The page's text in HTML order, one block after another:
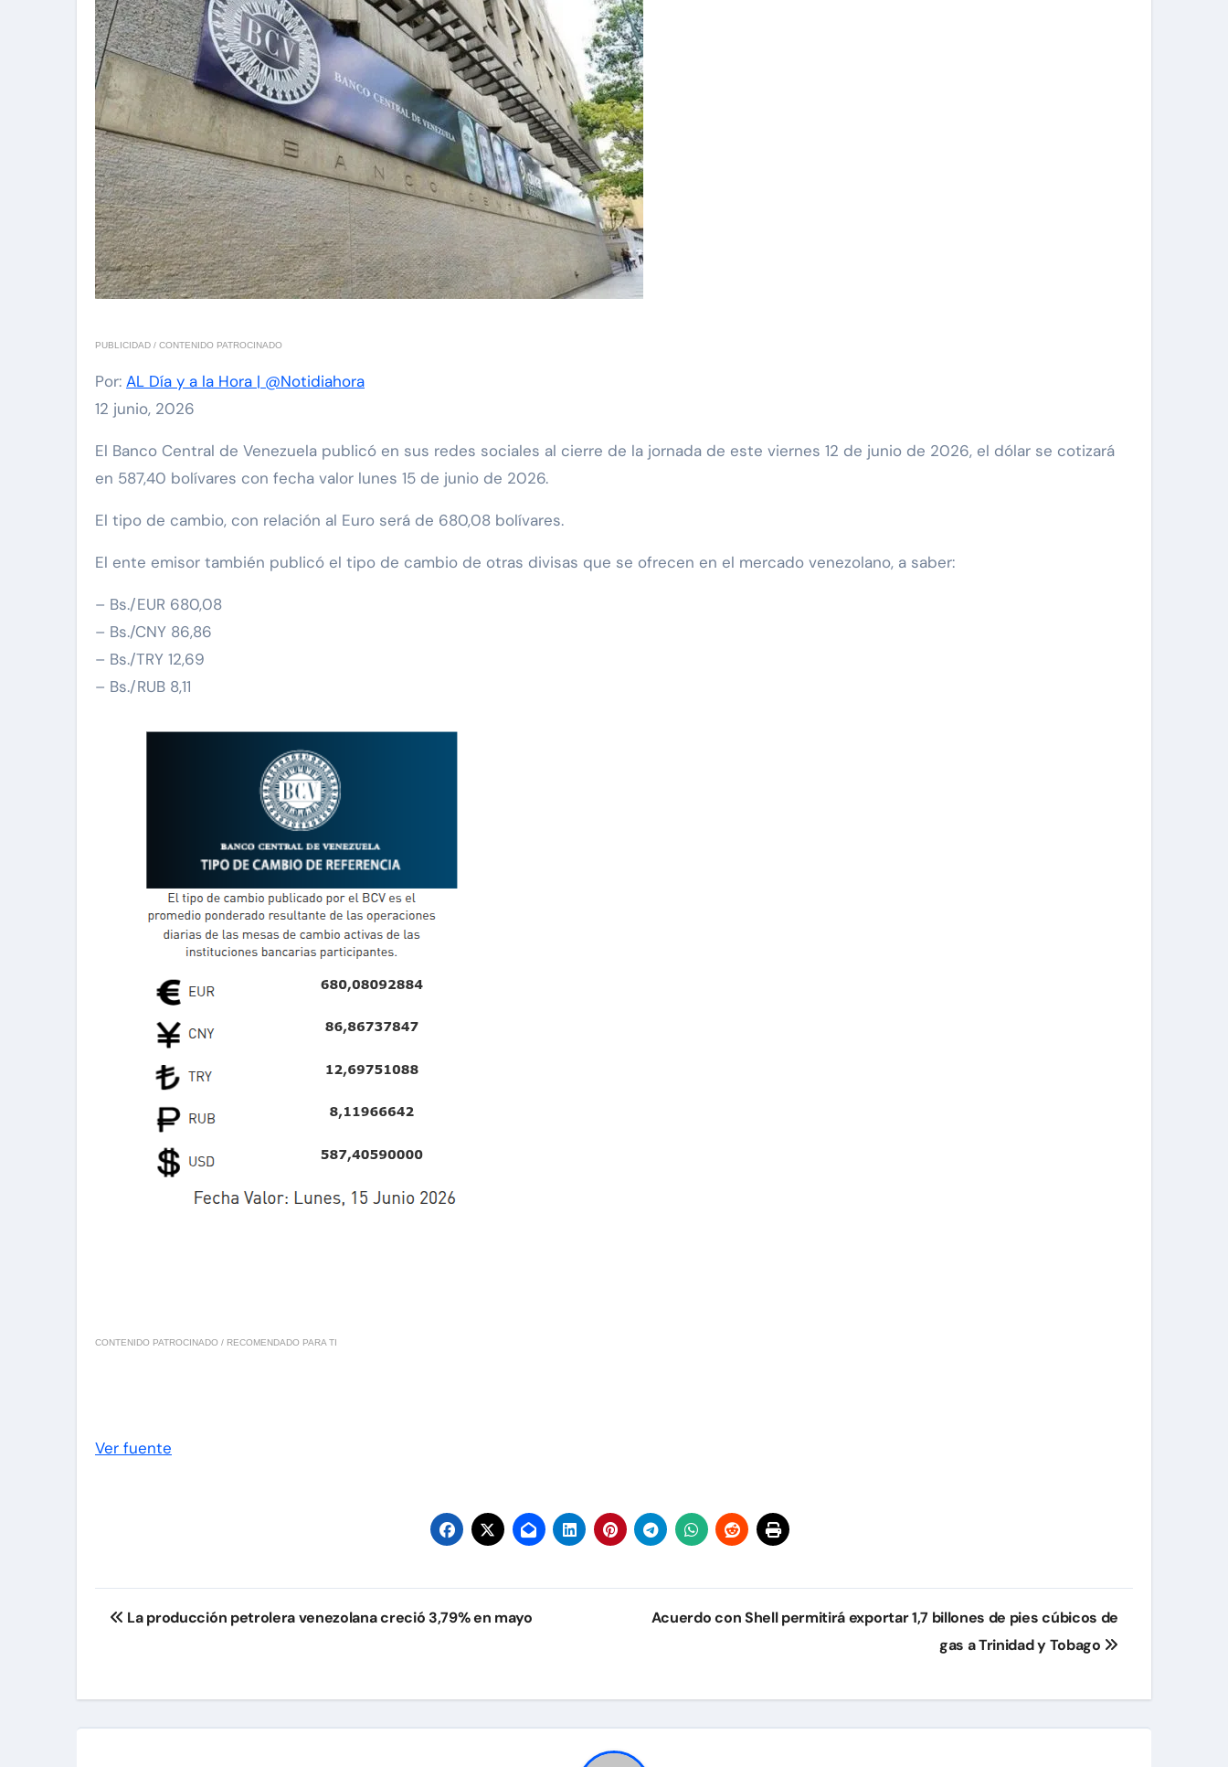
PUBLICIDAD / CONTENIDO PATROCINADO
Por: AL Día y a la Hora | @Notidiahora
12 junio, 2026
El Banco Central de Venezuela publicó en sus redes sociales al cierre de la jornada de este viernes 12 de junio de 2026, el dólar se cotizará
en 587,40 bolívares con fecha valor lunes 15 de junio de 2026.
El tipo de cambio, con relación al Euro será de 680,08 bolívares.
El ente emisor también publicó el tipo de cambio de otras divisas que se ofrecen en el mercado venezolano, a saber:
– Bs./EUR 680,08
– Bs./CNY 86,86
– Bs./TRY 12,69
– Bs./RUB 8,11
CONTENIDO PATROCINADO / RECOMENDADO PARA TI
Ver fuente
Navegación
La producción petrolera venezolana creció 3,79% en mayo
Acuerdo con Shell permitirá exportar 1,7 billones de pies cúbicos de
gas a Trinidad y Tobago